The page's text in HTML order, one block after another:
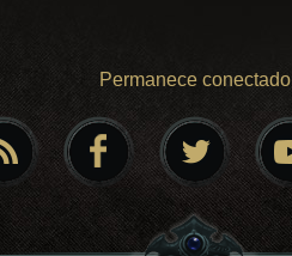
Permanece conectado